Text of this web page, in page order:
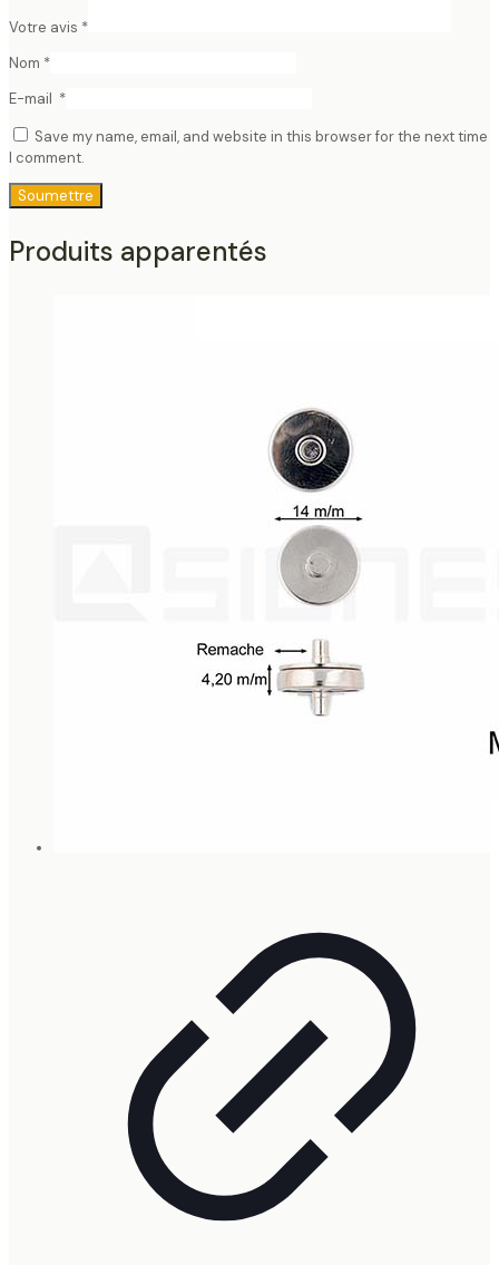
Votre avis *
Nom *
E-mail *
Save my name, email, and website in this browser for the next time
I comment.
Produits apparentés